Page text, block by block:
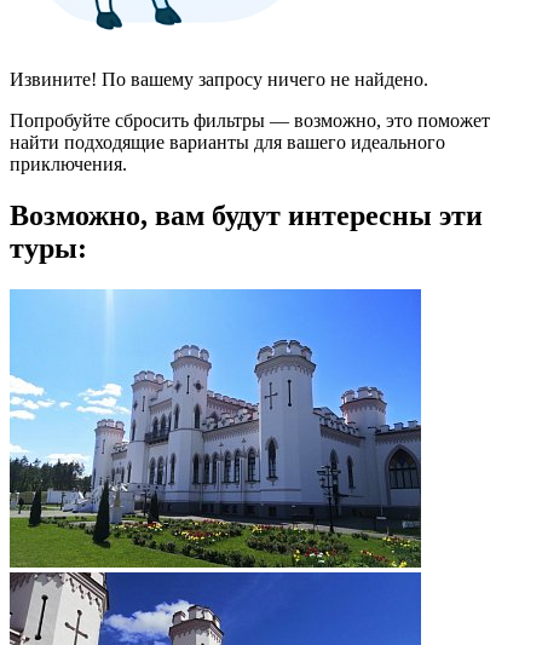
Извините! По вашему запросу ничего не найдено.
Попробуйте сбросить фильтры — возможно, это поможет
найти подходящие варианты для вашего идеального
приключения.
Возможно, вам будут интересны эти
туры: